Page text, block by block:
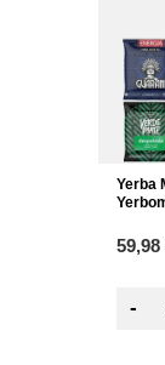
Yerba
59,98
-